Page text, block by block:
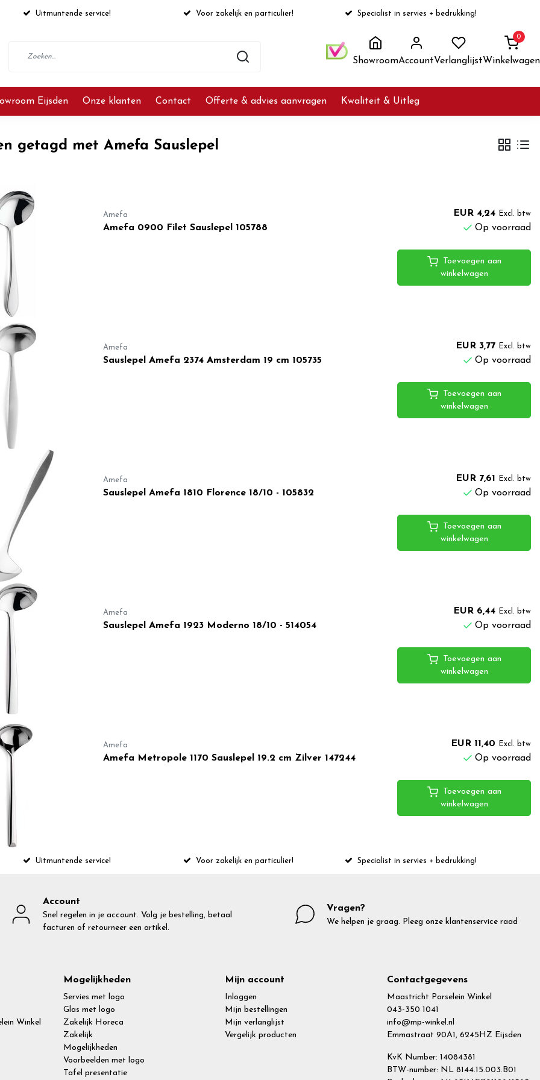
Uitmuntende service! Voor zakelijk en particulier! Specialist in servies + bedrukking!
ShowroomAccountVerlanglijst
0
Winkelwagen
Eijsden Onze klanten Contact Offerte & advies aanvragen Kwaliteit & Uitleg
getagd met Amefa Sauslepel
Amefa
Amefa 0900 Filet Sauslepel 105788
EUR 4,24 Excl. btw
Op voorraad
Toevoegen aan
winkelwagen
Amefa
Sauslepel Amefa 2374 Amsterdam 19 cm 105735
EUR 3,77 Excl. btw
Op voorraad
Toevoegen aan
winkelwagen
Amefa
Sauslepel Amefa 1810 Florence 18/10 - 105832
EUR 7,61 Excl. btw
Op voorraad
Toevoegen aan
winkelwagen
Amefa
Sauslepel Amefa 1923 Moderno 18/10 - 514054
EUR 6,44 Excl. btw
Op voorraad
Toevoegen aan
winkelwagen
Amefa
Amefa Metropole 1170 Sauslepel 19.2 cm Zilver 147244
EUR 11,40 Excl. btw
Op voorraad
Toevoegen aan
winkelwagen
Uitmuntende service! Voor zakelijk en particulier! Specialist in servies + bedrukking!
Account
Snel regelen in je account. Volg je bestelling, betaal
facturen of retourneer een artikel.
Vragen?
We helpen je graag. Pleeg onze klantenservice raad
Winkel
Mogelijkheden
Servies met logo
Glas met logo
Zakelijk Horeca
Zakelijk
Mogelijkheden
Voorbeelden met logo
Tafel presentatie
Mijn account
Inloggen
Mijn bestellingen
Mijn verlanglijst
Vergelijk producten
Contactgegevens
Maastricht Porselein Winkel
043-350 1041
info@mp-winkel.nl
Emmastraat 90A1, 6245HZ Eijsden
KvK Number: 14084381
BTW-number: NL 8144.15.003.B01